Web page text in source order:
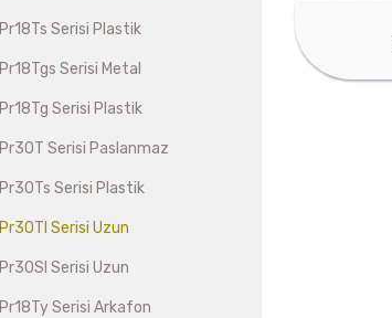
Pr18Ts Serisi Plastik
Pr18Tgs Serisi Metal
Pr18Tg Serisi Plastik
Pr30T Serisi Paslanmaz
Pr30Ts Serisi Plastik
Pr30Tl Serisi Uzun
Pr30Sl Serisi Uzun
Pr18Ty Serisi Arkafon